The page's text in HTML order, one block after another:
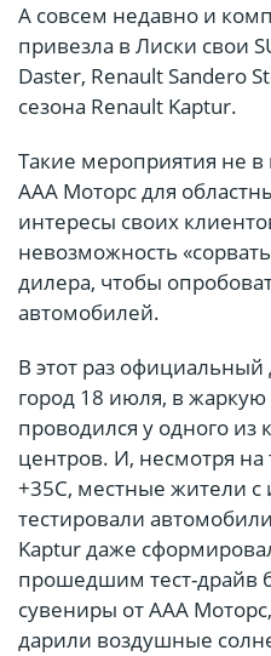
А совсем недавно и
привезла в Лиски свои
Daster, Renault Sandero
сезона Renault Kaptur.
Такие мероприятия не
ААА Моторс для
интересы своих
невозможность
дилера, чтобы
автомобилей.
В этот раз
город 18 июля, в жаркую
проводился у одного
центров. И, несмотря на
+35С, местные жители
тестировали
Kaptur даже
прошедшим тест-драйв
сувениры от ААА
дарили воздушные